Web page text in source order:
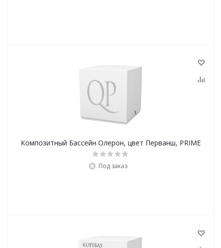
Композитный Бассейн Олерон, цвет Перванш, PRIME
Под заказ